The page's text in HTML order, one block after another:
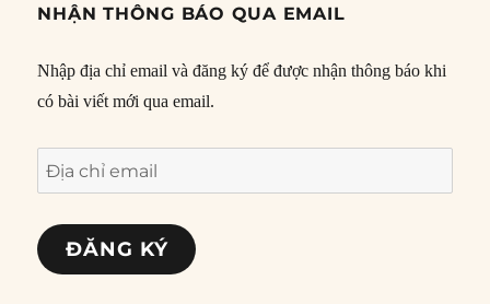
NHẬN THÔNG BÁO QUA EMAIL
Nhập địa chỉ email và đăng ký để được nhận thông báo khi
có bài viết mới qua email.
Địa
chỉ
email
ĐĂNG KÝ